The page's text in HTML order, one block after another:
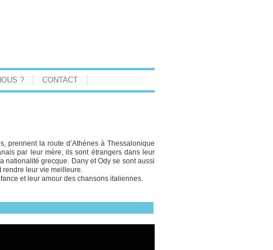
? CONTACT
prennent la route d’Athènes à Thessalonique
par leur mère, ils sont étrangers dans leur
nationalité grecque. Dany et Ody se sont aussi
rendre leur vie meilleure.
et leur amour des chansons italiennes.